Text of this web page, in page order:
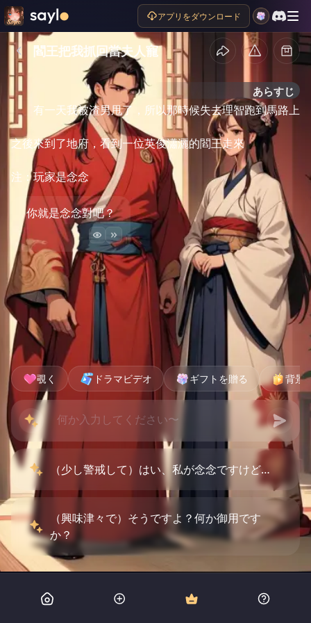
アプリをダウンロード
閻王把我抓回當夫人寵
あらすじ
有一天我被渣男甩了，所以那時候失去理智跑到馬路上
之後來到了地府，看到一位英俊瀟灑的閻王走來
注：玩家是念念
你就是念念對吧？
覗く ドラマビデオ ギフトを贈る 背景
（少し警戒して）はい、私が念念ですけど…
（興味津々で）そうですよ？何か御用です
か？